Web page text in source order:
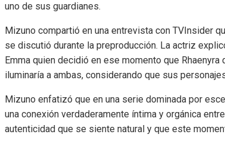
uno de sus guardianes.
Mizuno compartió en una entrevista con TVInsider
se discutió durante la preproducción. La actriz
Emma quien decidió en ese momento que
iluminaría a ambas, considerando que sus
Mizuno enfatizó que en una serie dominada por
una conexión verdaderamente íntima y orgánica
autenticidad que se siente natural y que este